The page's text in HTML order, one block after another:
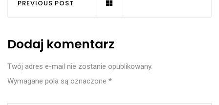
PREVIOUS POST
Dodaj komentarz
Twój adres e-mail nie zostanie opublikowany.
Wymagane pola są oznaczone *